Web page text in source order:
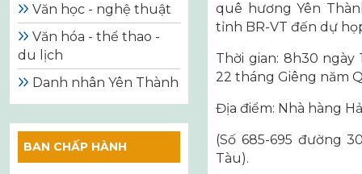
Văn học - nghệ thuật
Văn hóa - thể thao -
du lịch
Danh nhân Yên Thành
BAN CHẤP HÀNH
quê hương Yên
tỉnh BR-VT đến dự
Thời gian: 8h30 ngày
22 tháng Giêng năm
Địa điểm: Nhà hàng
(Số 685-695 đường
Tàu).